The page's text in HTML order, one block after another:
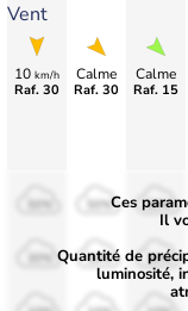
Vent
10 km/h
Raf. 30
Calme
Raf. 30
Calme
Raf. 15
50%
30%
50%
30%
Ces
Il
Quantité de
luminosité,